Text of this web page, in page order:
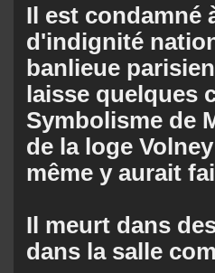
Il est condamné
d'indignité
banlieue
laisse quelques
Symbolisme de
de la loge
même y aurait
Il meurt dans
dans la salle